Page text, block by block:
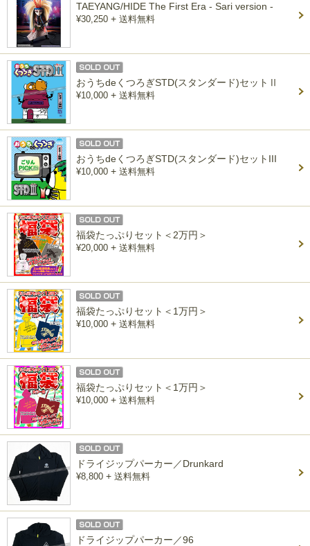
TAEYANG/HIDE The First Era - Sari version -
¥30,250 + 送料無料
おうちdeくつろぎSTD(スタンダード)セットⅡ
¥10,000 + 送料無料
おうちdeくつろぎSTD(スタンダード)セットIII
¥10,000 + 送料無料
福袋たっぷりセット＜2万円＞
¥20,000 + 送料無料
福袋たっぷりセット＜1万円＞
¥10,000 + 送料無料
福袋たっぷりセット＜1万円＞
¥10,000 + 送料無料
ドライジップパーカー／Drunkard
¥8,800 + 送料無料
ドライジップパーカー／96